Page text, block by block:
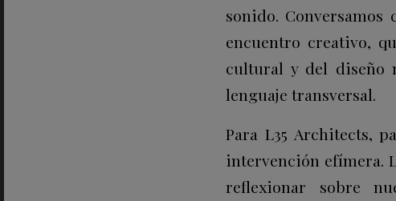
sonido.
encuentro creativo,
cultural y del diseño
lenguaje transversal.
Para L35 Architects,
intervención efímera.
reflexionar sobre